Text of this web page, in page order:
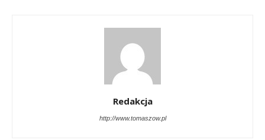
Redakcja
http://www.tomaszow.pl